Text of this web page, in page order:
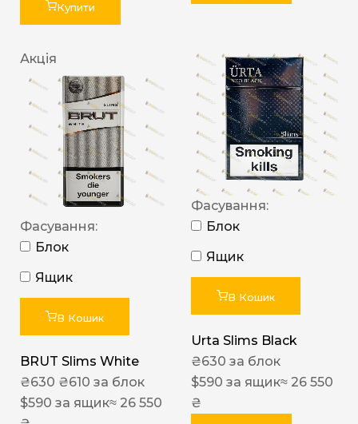
Купити
Акція
Фасування:
Блок
Ящик
В Кошик
BRUT Slims White
₴630 ₴610 за блок
$590 за ящик≈ 26 550
Фасування:
Блок
Ящик
В Кошик
Urta Slims Black
₴630 за блок
$590 за ящик≈ 26 550
₴